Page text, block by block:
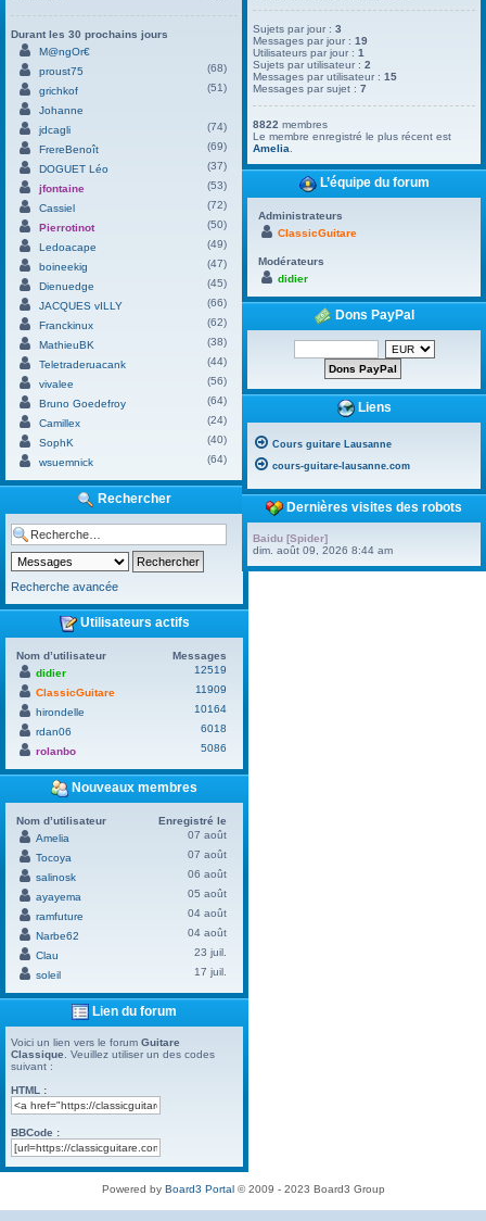
Durant les 30 prochains jours
M@ngOr€
proust75
(68)
grichkof
(51)
Johanne
jdcagli
(74)
FrereBenoît
(69)
DOGUET Léo
(37)
jfontaine
(53)
Cassiel
(72)
Pierrotinot
(50)
Ledoacape
(49)
boineekig
(47)
Dienuedge
(45)
JACQUES vILLY
(66)
Franckinux
(62)
MathieuBK
(38)
Teletraderuacank
(44)
vivalee
(56)
Bruno Goedefroy
(64)
Camillex
(24)
SophK
(40)
wsuemnick
(64)
Rechercher
Recherche avancée
Utilisateurs actifs
Nom d’utilisateur
Messages
didier
12519
ClassicGuitare
11909
hirondelle
10164
rdan06
6018
rolanbo
5086
Nouveaux membres
Nom d’utilisateur
Enregistré le
Amelia
07 août
Tocoya
07 août
salinosk
06 août
ayayema
05 août
ramfuture
04 août
Narbe62
04 août
Clau
23 juil.
soleil
17 juil.
Lien du forum
Voici un lien vers le forum Guitare
Classique . Veuillez utiliser un des codes
suivant :
HTML :
BBCode :
Sujets par jour :3
Messages par jour :19
Utilisateurs par jour :1
Sujets par utilisateur :2
Messages par utilisateur :15
Messages par sujet :7
8822 membres
Le membre enregistré le plus récent est
Amelia
L’équipe du forum
Administrateurs
ClassicGuitare
Modérateurs
didier
Dons PayPal
Liens
Cours guitare Lausanne
cours-guitare-lausanne.com
Dernières visites des robots
Baidu [Spider]
dim. août 09, 2026 8:44 am
Powered by Board3 Portal© 2009 - 2023 Board3 Group